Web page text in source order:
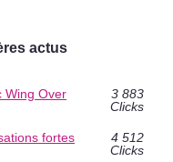
actus
Wing Over
3 883
Clicks
fortes
4 512
Clicks